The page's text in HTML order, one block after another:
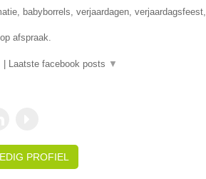
babyborrels, verjaardagen, verjaardagsfeest,
afspraak.
Laatste facebook posts ▼
PROFIEL